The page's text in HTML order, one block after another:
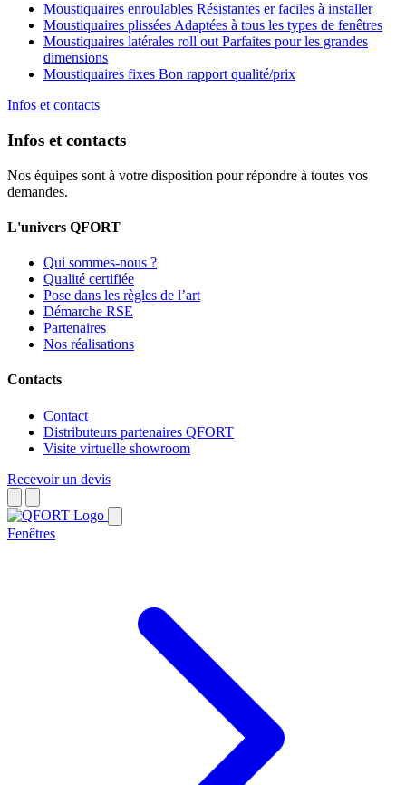
Moustiquaires enroulables Résistantes er faciles à installer
Moustiquaires plissées Adaptées à tous les types de fenêtres
Moustiquaires latérales roll out Parfaites pour les grandes
dimensions
Moustiquaires fixes Bon rapport qualité/prix
Infos et contacts
Infos et contacts
Nos équipes sont à votre disposition pour répondre à toutes vos
demandes.
L'univers QFORT
Qui sommes-nous ?
Qualité certifiée
Pose dans les règles de l’art
Démarche RSE
Partenaires
Nos réalisations
Contacts
Contact
Distributeurs partenaires QFORT
Visite virtuelle showroom
Recevoir un devis
Fenêtres